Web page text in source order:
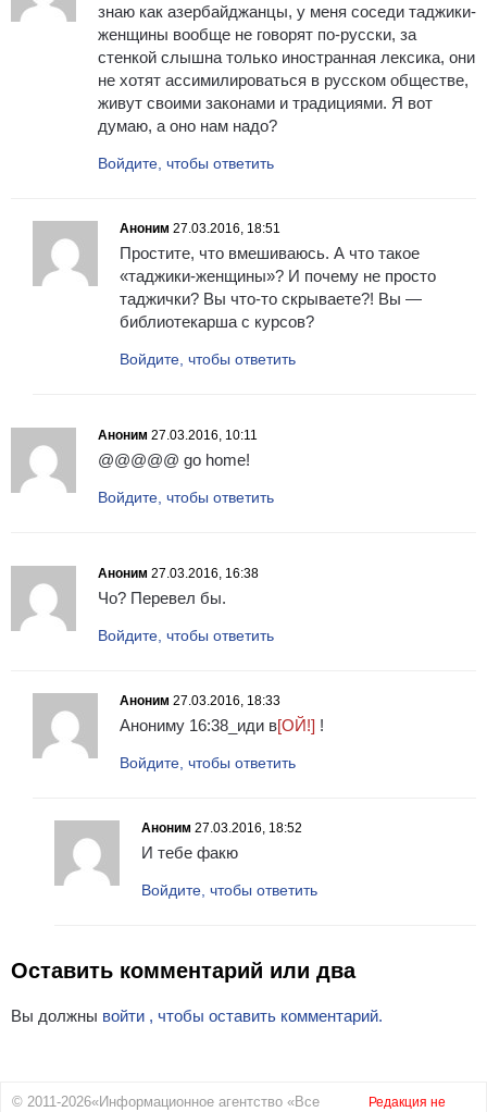
знаю как азербайджанцы, у меня соседи таджики-
женщины вообще не говорят по-русски, за
стенкой слышна только иностранная лексика, они
не хотят ассимилироваться в русском обществе,
живут своими законами и традициями. Я вот
думаю, а оно нам надо?
Войдите, чтобы ответить
Аноним 27.03.2016, 18:51
Простите, что вмешиваюсь. А что такое
«таджики-женщины»? И почему не просто
таджички? Вы что-то скрываете?! Вы —
библиотекарша с курсов?
Войдите, чтобы ответить
Аноним 27.03.2016, 10:11
@@@@@ go home!
Войдите, чтобы ответить
Аноним 27.03.2016, 16:38
Чо? Перевел бы.
Войдите, чтобы ответить
Аноним 27.03.2016, 18:33
Анониму 16:38_иди в[ОЙ!] !
Войдите, чтобы ответить
Аноним 27.03.2016, 18:52
И тебе факю
Войдите, чтобы ответить
Оставить комментарий или два
Вы должны войти , чтобы оставить комментарий.
© 2011-2026«Информационное агентство «Все
Редакция не